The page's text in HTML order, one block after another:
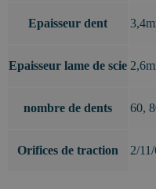
Epaisseur dent
Epaisseur lame de scie
nombre de dents 60,
Orifices de traction 2/